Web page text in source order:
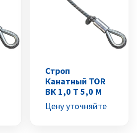
Строп
Канатный TOR
ВК 1,0 Т 5,0 М
Цену уточняйте